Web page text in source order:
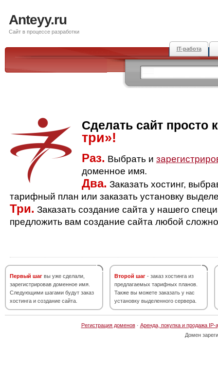
Anteyy.ru
Сайт в процессе разработки
IT-работа
Сделать сайт просто
три»!
Раз. Выбрать и
доменное имя.
Два. Заказать хостинг,
тарифный план или заказать установку
Три. Заказать создание сайта у нашего
предложить вам создание сайта любой
Первый шаг вы уже сделали,
зарегистрировав доменное имя.
Следующими шагами будут заказ
хостинга и создание сайта.
Второй шаг - заказ хостинга из
предлагаемых тарифных планов.
Также вы можете заказать у нас
установку выделенного сервера.
Регистрация доменов· Аренда, покупка и продажа IP-
Домен